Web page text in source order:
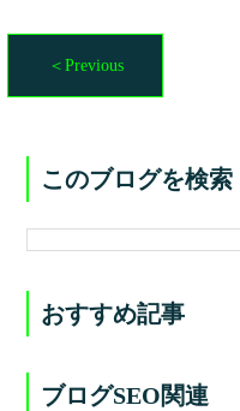
＜Previous
このブログを検索
おすすめ記事
ブログSEO関連